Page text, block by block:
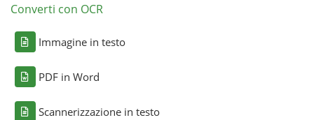
Converti con OCR
Immagine in testo
PDF in Word
Scannerizzazione in testo